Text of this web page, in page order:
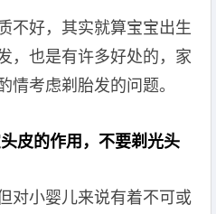
不好，其实就算宝宝出生
，也是有许多好处的，家
情考虑剃胎发的问题。
皮的作用，不要剃光头
对小婴儿来说有着不可或